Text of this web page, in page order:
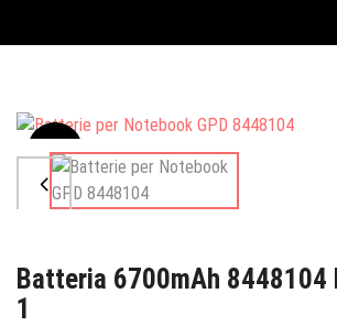
Sale
Batteria 6700mAh 8448104
1